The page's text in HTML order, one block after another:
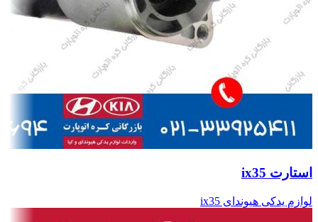
استارت ix35
لوازم یدکی هیوندای ix35